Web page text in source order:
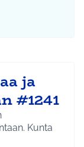
ja
#1241
Kunta